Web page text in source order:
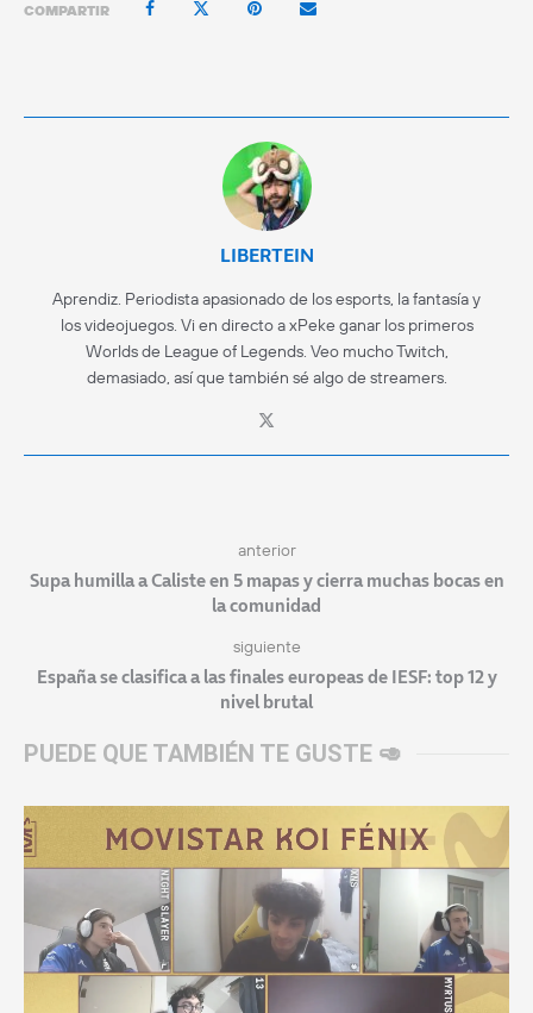
COMPARTIR
LIBERTEIN
Aprendiz. Periodista apasionado de los esports, la fantasía y
los videojuegos. Vi en directo a xPeke ganar los primeros
Worlds de League of Legends. Veo mucho Twitch,
demasiado, así que también sé algo de streamers.
anterior
Supa humilla a Caliste en 5 mapas y cierra muchas bocas en
la comunidad
siguiente
España se clasifica a las finales europeas de IESF: top 12 y
nivel brutal
PUEDE QUE TAMBIÉN TE GUSTE 🥑